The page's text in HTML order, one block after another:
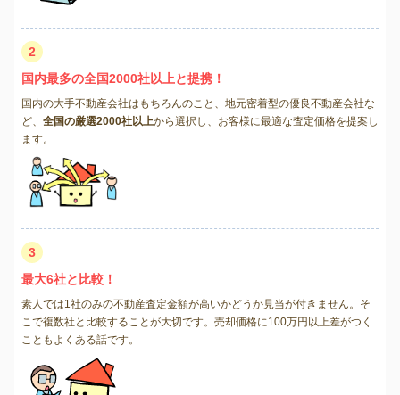
2
国内最多の全国2000社以上と提携！
国内の大手不動産会社はもちろんのこと、地元密着型の優良不動産会社な
ど、 全国の厳選2000社以上から選択し、お客様に最適な査定価格を提案し
ます。
3
最大6社と比較！
素人では1社のみの不動産査定金額が高いかどうか見当が付きません。そ
こで複数社と比較することが大切です。売却価格に100万円以上差がつく
こともよくある話です。